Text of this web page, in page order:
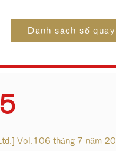
Danh sách số
Vol.106 tháng 7 năm